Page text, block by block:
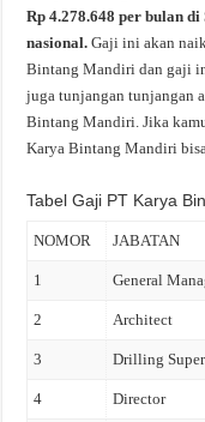
Rp 4.278.648 per bulan
nasional.Gaji ini akan
Bintang Mandiri dan gaji
juga tunjangan tunjangan
Bintang Mandiri. Jika
Karya Bintang Mandiri
Tabel Gaji PT Karya
NOMOR JABATAN
1 General
2 Architect
3 Drilling
4 Director